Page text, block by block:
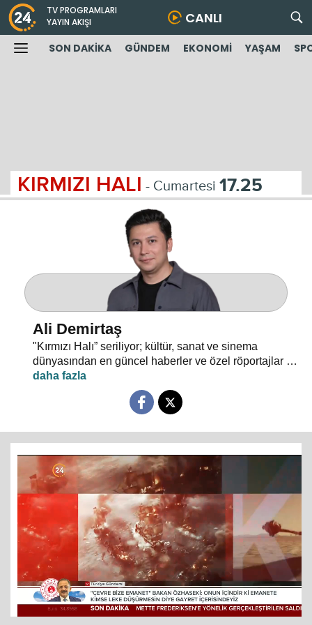
TV PROGRAMLARI
YAYIN AKIŞI
CANLI
SON DAKİKA GÜNDEM EKONOMİ YAŞAM
KIRMIZI HALI - Cumartesi 17.25
Ali Demirtaş
"Kırmızı Halı” seriliyor; kültür, sanat ve sinema
dünyasından en güncel haberler ve özel röportajlar 24
TV ekranından evlerinize konuk oluyor.